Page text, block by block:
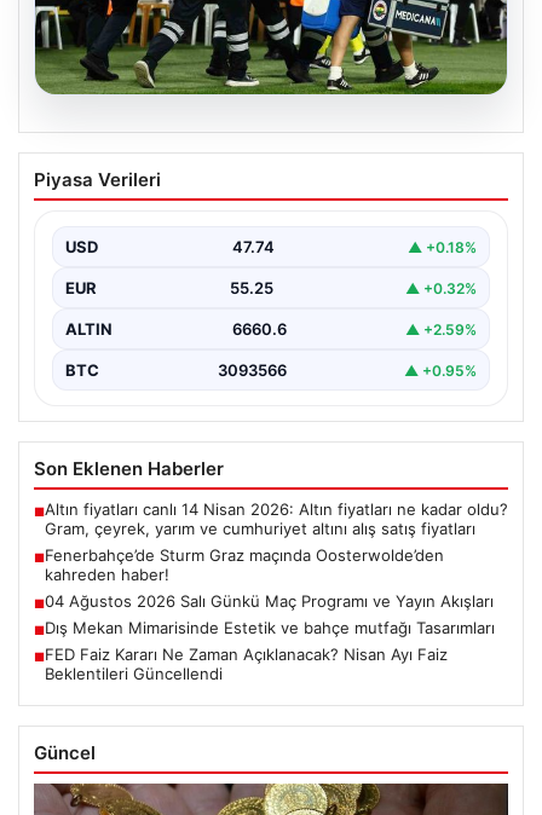
05.08.2026
Fenerbahçe’de Sturm Graz maçında
Oosterwolde’den kahreden haber!
Piyasa Verileri
USD 47.74 ▲ +0.18%
EUR 55.25 ▲ +0.32%
ALTIN 6660.6 ▲ +2.59%
BTC 3093566 ▲ +0.95%
Son Eklenen Haberler
■Altın fiyatları canlı 14 Nisan 2026: Altın fiyatları ne kadar oldu?
Gram, çeyrek, yarım ve cumhuriyet altını alış satış fiyatları
■Fenerbahçe’de Sturm Graz maçında Oosterwolde’den
kahreden haber!
■04 Ağustos 2026 Salı Günkü Maç Programı ve Yayın Akışları
■Dış Mekan Mimarisinde Estetik ve bahçe mutfağı Tasarımları
■FED Faiz Kararı Ne Zaman Açıklanacak? Nisan Ayı Faiz
Beklentileri Güncellendi
Güncel